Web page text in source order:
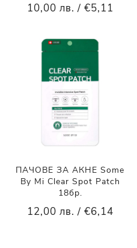
10,00 лв. / €5,11
ПАЧОВЕ ЗА АКНЕ Some
By Mi Clear Spot Patch
18бр.
12,00 лв. / €6,14